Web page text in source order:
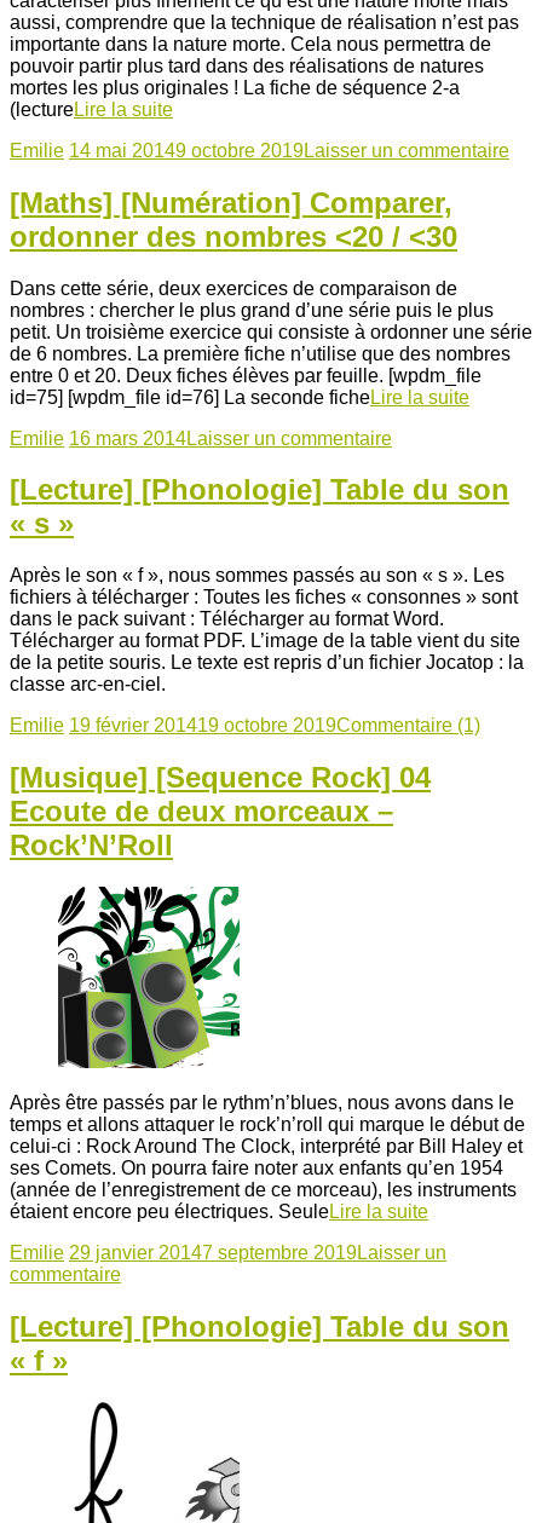
aussi, comprendre que la technique de réalisation n’est pas
importante dans la nature morte. Cela nous permettra de
pouvoir partir plus tard dans des réalisations de natures
mortes les plus originales ! La fiche de séquence 2-a
(lectureLire la suite
Emilie 14 mai 20149 octobre 2019Laisser un commentaire
[Maths] [Numération] Comparer,
ordonner des nombres <20 / <30
Dans cette série, deux exercices de comparaison de
nombres : chercher le plus grand d’une série puis le plus
petit. Un troisième exercice qui consiste à ordonner une série
de 6 nombres. La première fiche n’utilise que des nombres
entre 0 et 20. Deux fiches élèves par feuille. [wpdm_file
id=75] [wpdm_file id=76] La seconde ficheLire la suite
Emilie 16 mars 2014Laisser un commentaire
[Lecture] [Phonologie] Table du son
« s »
Après le son « f », nous sommes passés au son « s ». Les
fichiers à télécharger : Toutes les fiches « consonnes » sont
dans le pack suivant : Télécharger au format Word.
Télécharger au format PDF. L’image de la table vient du site
de la petite souris. Le texte est repris d’un fichier Jocatop : la
classe arc-en-ciel.
Emilie 19 février 201419 octobre 2019Commentaire (1)
[Musique] [Sequence Rock] 04
Ecoute de deux morceaux –
Rock’N’Roll
Après être passés par le rythm’n’blues, nous avons dans le
temps et allons attaquer le rock’n’roll qui marque le début de
celui-ci : Rock Around The Clock, interprété par Bill Haley et
ses Comets. On pourra faire noter aux enfants qu’en 1954
(année de l’enregistrement de ce morceau), les instruments
étaient encore peu électriques. SeuleLire la suite
Emilie 29 janvier 20147 septembre 2019Laisser un
commentaire
[Lecture] [Phonologie] Table du son
« f »